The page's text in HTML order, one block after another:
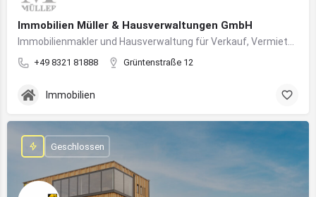
Immobilien Müller & Hausverwaltungen GmbH
+49 8321 81888 Grüntenstraße 12
Immobilien
Geschlossen